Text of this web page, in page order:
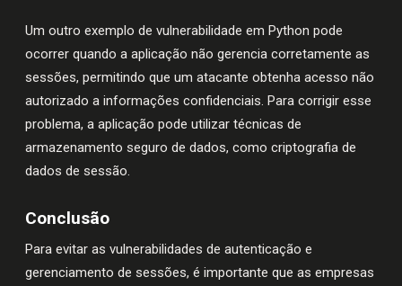
Um outro exemplo de vulnerabilidade em Python pode
ocorrer quando a aplicação não gerencia corretamente as
sessões, permitindo que um atacante obtenha acesso não
autorizado a informações confidenciais. Para corrigir esse
problema, a aplicação pode utilizar técnicas de
armazenamento seguro de dados, como criptografia de
dados de sessão.
Conclusão
Para evitar as vulnerabilidades de autenticação e
gerenciamento de sessões, é importante que as empresas